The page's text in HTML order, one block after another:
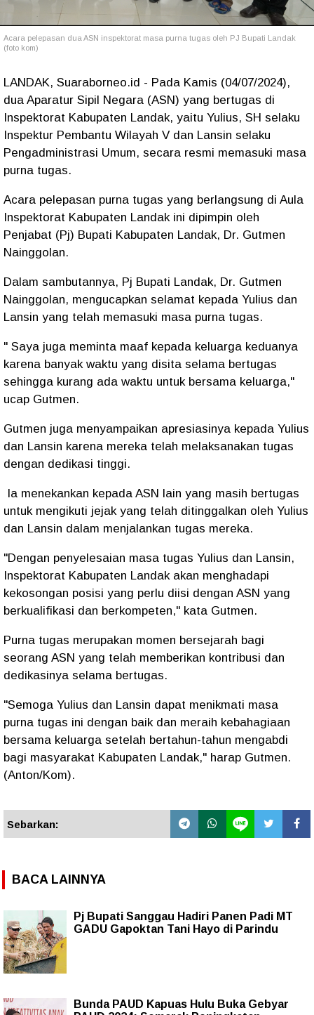
Acara pelepasan dua ASN inspektorat masa purna tugas oleh PJ Bupati Landak
(foto kom)
LANDAK, Suaraborneo.id - Pada Kamis (04/07/2024),
dua Aparatur Sipil Negara (ASN) yang bertugas di
Inspektorat Kabupaten Landak, yaitu Yulius, SH selaku
Inspektur Pembantu Wilayah V dan Lansin selaku
Pengadministrasi Umum, secara resmi memasuki masa
purna tugas.
Acara pelepasan purna tugas yang berlangsung di Aula
Inspektorat Kabupaten Landak ini dipimpin oleh
Penjabat (Pj) Bupati Kabupaten Landak, Dr. Gutmen
Nainggolan.
Dalam sambutannya, Pj Bupati Landak, Dr. Gutmen
Nainggolan, mengucapkan selamat kepada Yulius dan
Lansin yang telah memasuki masa purna tugas.
" Saya juga meminta maaf kepada keluarga keduanya
karena banyak waktu yang disita selama bertugas
sehingga kurang ada waktu untuk bersama keluarga,"
ucap Gutmen.
Gutmen juga menyampaikan apresiasinya kepada Yulius
dan Lansin karena mereka telah melaksanakan tugas
dengan dedikasi tinggi.
Ia menekankan kepada ASN lain yang masih bertugas
untuk mengikuti jejak yang telah ditinggalkan oleh Yulius
dan Lansin dalam menjalankan tugas mereka.
"Dengan penyelesaian masa tugas Yulius dan Lansin,
Inspektorat Kabupaten Landak akan menghadapi
kekosongan posisi yang perlu diisi dengan ASN yang
berkualifikasi dan berkompeten," kata Gutmen.
Purna tugas merupakan momen bersejarah bagi
seorang ASN yang telah memberikan kontribusi dan
dedikasinya selama bertugas.
"Semoga Yulius dan Lansin dapat menikmati masa
purna tugas ini dengan baik dan meraih kebahagiaan
bersama keluarga setelah bertahun-tahun mengabdi
bagi masyarakat Kabupaten Landak," harap Gutmen.
(Anton/Kom).
Sebarkan:
BACA LAINNYA
Pj Bupati Sanggau Hadiri Panen Padi MT
GADU Gapoktan Tani Hayo di Parindu
Bunda PAUD Kapuas Hulu Buka Gebyar